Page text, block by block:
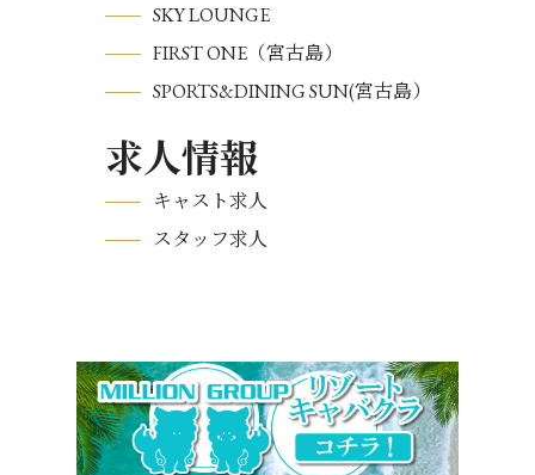
SKY LOUNGE
FIRST ONE（宮古島）
SPORTS&DINING SUN(宮古島）
求人情報
キャスト求人
スタッフ求人